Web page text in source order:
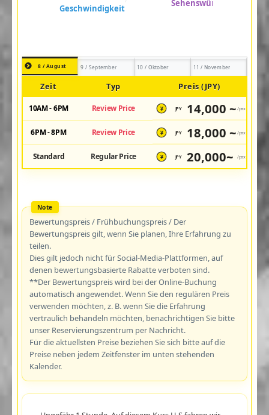
8 / August 9 / September 10 / Oktober 11 / November
Zeit Typ Preis (JPY)
10AM - 6PM Review Price ¥ JPY 14,000 ~ /pax
6PM - 8PM Review Price ¥ JPY 18,000 ~ /pax
Standard Regular Price ¥ JPY 20,000~ /pax
Bewertungspreis / Frühbuchungspreis / Der
Bewertungspreis gilt, wenn Sie planen, Ihre Erfahrung zu
teilen.
Dies gilt jedoch nicht für Social-Media-Plattformen, auf
denen bewertungsbasierte Rabatte verboten sind.
**Der Bewertungspreis wird bei der Online-Buchung
automatisch angewendet. Wenn Sie den regulären Preis
verwenden möchten, z. B. wenn Sie die Erfahrung
vertraulich behandeln möchten, benachrichtigen Sie bitte
unser Reservierungszentrum per Nachricht.
Für die aktuellsten Preise beziehen Sie sich bitte auf die
Preise neben jedem Zeitfenster im unten stehenden
Kalender.